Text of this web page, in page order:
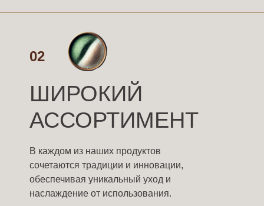
02
ШИРОКИЙ
АССОРТИМЕНТ
В каждом из наших продуктов
сочетаются традиции и инновации,
обеспечивая уникальный уход и
наслаждение от использования.